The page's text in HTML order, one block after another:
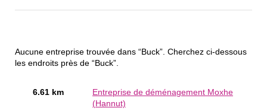
Aucune entreprise trouvée dans “Buck”. Cherchez ci-dessous
les endroits près de “Buck”.
6.61 km
Entreprise de déménagement Moxhe
(Hannut)